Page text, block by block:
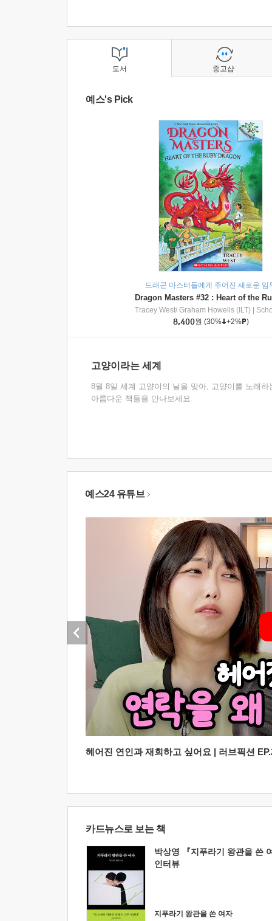
도서
예스's Pick
드래곤 마스터들에게 주어진 새로운 임
Tracey West/ Graham Howells (ILT)
8,400원 (30% +2% )
고양이라는 세계
8월 8일 세계 고양이의 날을 맞아, 고양이를 노래하
아름다운 책들을 만나보세요.
중고샵
예스24 유튜브
헤어진 연인과 재회하고 싶어요 | 러브픽션
카드뉴스로 보는 책
박상영 『지푸라기 왕관을 쓴
인터뷰
지푸라기 왕관을 쓴 여자